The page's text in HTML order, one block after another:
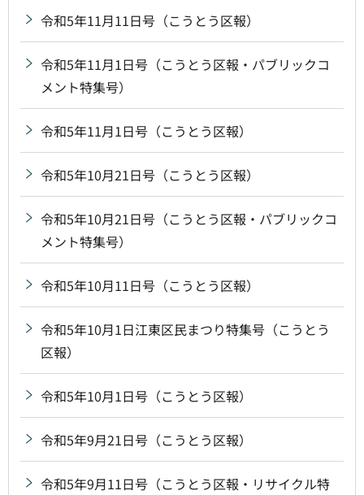
令和5年11月11日号（こうとう区報）
令和5年11月1日号（こうとう区報・パブリックコ
メント特集号）
令和5年11月1日号（こうとう区報）
令和5年10月21日号（こうとう区報）
令和5年10月21日号（こうとう区報・パブリックコ
メント特集号）
令和5年10月11日号（こうとう区報）
令和5年10月1日江東区民まつり特集号（こうとう
区報）
令和5年10月1日号（こうとう区報）
令和5年9月21日号（こうとう区報）
令和5年9月11日号（こうとう区報・リサイクル特